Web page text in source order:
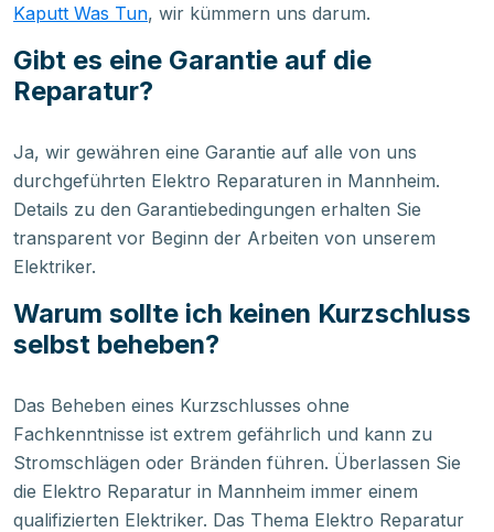
Kaputt Was Tun, wir kümmern uns darum.
Gibt es eine Garantie auf die
Reparatur?
Ja, wir gewähren eine Garantie auf alle von uns
durchgeführten Elektro Reparaturen in Mannheim.
Details zu den Garantiebedingungen erhalten Sie
transparent vor Beginn der Arbeiten von unserem
Elektriker.
Warum sollte ich keinen Kurzschluss
selbst beheben?
Das Beheben eines Kurzschlusses ohne
Fachkenntnisse ist extrem gefährlich und kann zu
Stromschlägen oder Bränden führen. Überlassen Sie
die Elektro Reparatur in Mannheim immer einem
qualifizierten Elektriker. Das Thema Elektro Reparatur